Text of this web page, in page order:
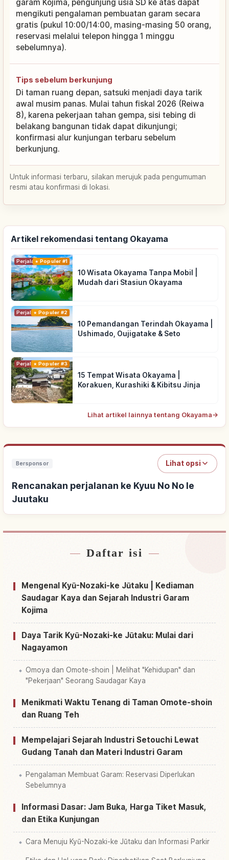
garam Kojima, pengunjung usia SD ke atas dapat
mengikuti pengalaman pembuatan garam secara
gratis (pukul 10:00/14:00, masing-masing 50 orang,
reservasi melalui telepon hingga 1 minggu
sebelumnya).
Tips sebelum berkunjung
Di taman ruang depan, satsuki menjadi daya tarik
awal musim panas. Mulai tahun fiskal 2026 (Reiwa
8), karena pekerjaan tahan gempa, sisi tebing di
belakang bangunan tidak dapat dikunjungi;
konfirmasi alur kunjungan terbaru sebelum
berkunjung.
Untuk informasi terbaru, silakan merujuk pada pengumuman
resmi atau konfirmasi di lokasi.
Artikel rekomendasi tentang Okayama
PerjalananPopuler #1
10 Wisata Okayama Tanpa Mobil |
Mudah dari Stasiun Okayama
PerjalananPopuler #2
10 Pemandangan Terindah Okayama |
Ushimado, Oujigatake & Seto
PerjalananPopuler #3
15 Tempat Wisata Okayama |
Korakuen, Kurashiki & Kibitsu Jinja
Lihat artikel lainnya tentang Okayama→
Bersponsor Lihat opsi
Rencanakan perjalanan ke Kyuu No No Ie
Juutaku
Cari penginapan dekat Kyuu No No Ie Juutaku
Cari aktivitas di Kyuu No No Ie Juutaku↗
Daftar isi
Mengenal Kyū-Nozaki-ke Jūtaku | Kediaman
Saudagar Kaya dan Sejarah Industri Garam
Kojima
Daya Tarik Kyū-Nozaki-ke Jūtaku: Mulai dari
Nagayamon
Omoya dan Omote-shoin | Melihat "Kehidupan" dan
"Pekerjaan" Seorang Saudagar Kaya
Menikmati Waktu Tenang di Taman Omote-shoin
dan Ruang Teh
Mempelajari Sejarah Industri Setouchi Lewat
Gudang Tanah dan Materi Industri Garam
Pengalaman Membuat Garam: Reservasi Diperlukan
Sebelumnya
Informasi Dasar: Jam Buka, Harga Tiket Masuk,
dan Etika Kunjungan
Cara Menuju Kyū-Nozaki-ke Jūtaku dan Informasi Parkir